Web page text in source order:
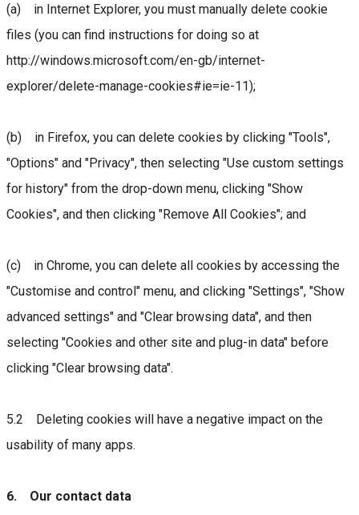
(a) in Internet Explorer, you must manually delete cookie
files (you can find instructions for doing so at
http://windows.microsoft.com/en-gb/internet-
explorer/delete-manage-cookies#ie=ie-11);
(b) in Firefox, you can delete cookies by clicking "Tools",
"Options" and "Privacy", then selecting "Use custom settings
for history" from the drop-down menu, clicking "Show
Cookies", and then clicking "Remove All Cookies"; and
(c) in Chrome, you can delete all cookies by accessing the
"Customise and control" menu, and clicking "Settings", "Show
advanced settings" and "Clear browsing data", and then
selecting "Cookies and other site and plug-in data" before
clicking "Clear browsing data".
5.2 Deleting cookies will have a negative impact on the
usability of many apps.
6. Our contact data